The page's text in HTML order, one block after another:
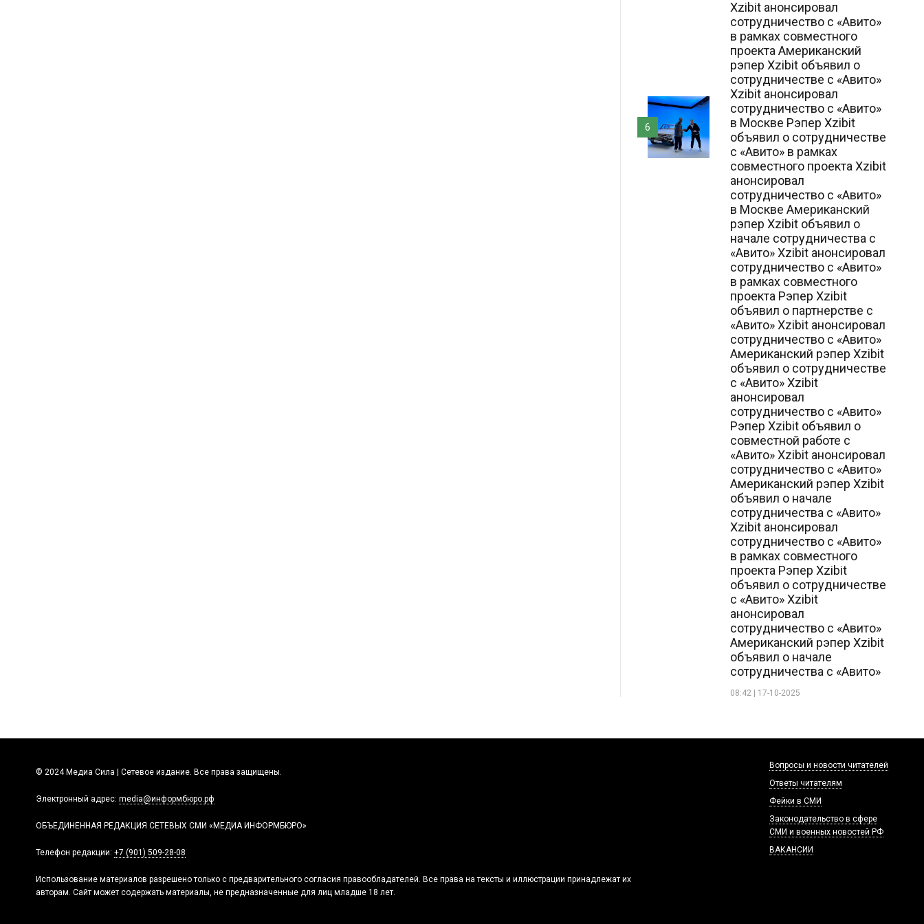
Xzibit анонсировал
сотрудничество с «Авито»
в рамках совместного
проекта Американский
рэпер Xzibit объявил о
сотрудничестве с «Авито»
Xzibit анонсировал
сотрудничество с «Авито»
в Москве Рэпер Xzibit
объявил о сотрудничестве
с «Авито» в рамках
совместного проекта Xzibit
анонсировал
сотрудничество с «Авито»
в Москве Американский
рэпер Xzibit объявил о
начале сотрудничества с
«Авито» Xzibit анонсировал
сотрудничество с «Авито»
в рамках совместного
проекта Рэпер Xzibit
объявил о партнерстве с
«Авито» Xzibit анонсировал
сотрудничество с «Авито»
Американский рэпер Xzibit
объявил о сотрудничестве
с «Авито» Xzibit
анонсировал
сотрудничество с «Авито»
Рэпер Xzibit объявил о
совместной работе с
«Авито» Xzibit анонсировал
сотрудничество с «Авито»
Американский рэпер Xzibit
объявил о начале
сотрудничества с «Авито»
Xzibit анонсировал
сотрудничество с «Авито»
в рамках совместного
проекта Рэпер Xzibit
объявил о сотрудничестве
с «Авито» Xzibit
анонсировал
сотрудничество с «Авито»
Американский рэпер Xzibit
объявил о начале
сотрудничества с «Авито»
08:42 | 17-10-2025
6
© 2024 Медиа Сила | Сетевое издание. Все права защищены.
Электронный адрес: media@информбюро.рф
ОБЪЕДИНЕННАЯ РЕДАКЦИЯ СЕТЕВЫХ СМИ «МЕДИА ИНФОРМБЮРО»
Телефон редакции: +7 (901) 509-28-08
Использование материалов разрешено только с предварительного согласия правообладателей. Все права на тексты и иллюстрации принадлежат их
авторам. Сайт может содержать материалы, не предназначенные для лиц младше 18 лет.
Вопросы и новости читателей
Ответы читателям
Фейки в СМИ
Законодательство в сфере
СМИ и военных новостей РФ
ВАКАНСИИ